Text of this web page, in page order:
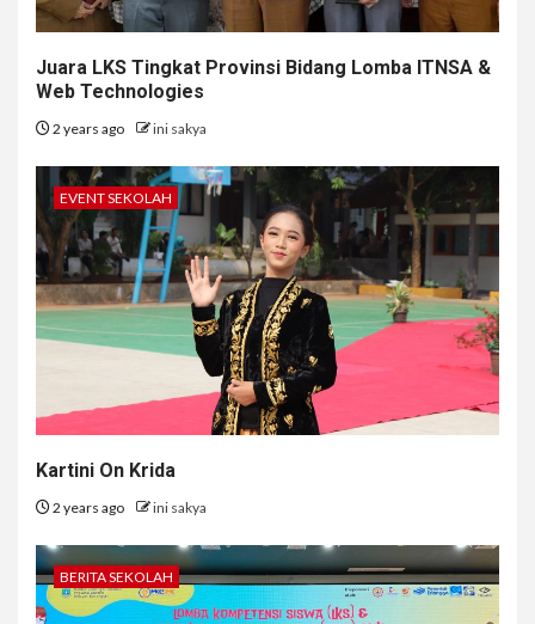
Juara LKS Tingkat Provinsi Bidang Lomba ITNSA &
Web Technologies
2 years ago ini sakya
EVENT SEKOLAH
Kartini On Krida
2 years ago ini sakya
BERITA SEKOLAH